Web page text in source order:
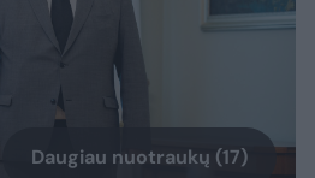
Daugiau nuotraukų (17)